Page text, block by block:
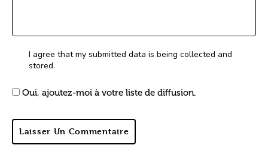
I agree that my submitted data is being collected and
stored.
Oui, ajoutez-moi à votre liste de diffusion.
Laisser Un Commentaire